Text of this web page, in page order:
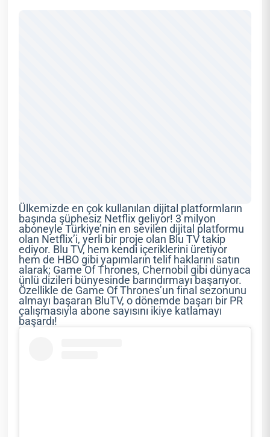
Ülkemizde en çok kullanılan dijital platformların
başında şüphesiz Netflix geliyor! 3 milyon
aboneyle Türkiye’nin en sevilen dijital platformu
olan Netflix’i, yerli bir proje olan Blu TV takip
ediyor. Blu TV, hem kendi içeriklerini üretiyor
hem de HBO gibi yapımların telif haklarını satın
alarak; Game Of Thrones, Chernobil gibi dünyaca
ünlü dizileri bünyesinde barındırmayı başarıyor.
Özellikle de Game Of Thrones’un final sezonunu
almayı başaran BluTV, o dönemde başarı bir PR
çalışmasıyla abone sayısını ikiye katlamayı
başardı!